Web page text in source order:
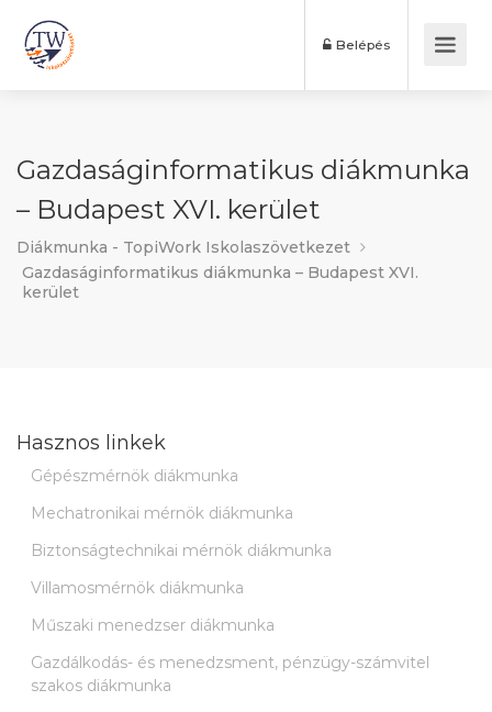
Belépés
Gazdaságinformatikus diákmunka
– Budapest XVI. kerület
Diákmunka - TopiWork Iskolaszövetkezet
Gazdaságinformatikus diákmunka – Budapest XVI.
kerület
Hasznos linkek
Gépészmérnök diákmunka
Mechatronikai mérnök diákmunka
Biztonságtechnikai mérnök diákmunka
Villamosmérnök diákmunka
Műszaki menedzser diákmunka
Gazdálkodás- és menedzsment, pénzügy-számvitel
szakos diákmunka